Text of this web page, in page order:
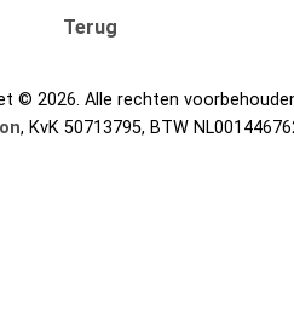
Terug
© 2026. Alle rechten
, KvK 50713795, BTW